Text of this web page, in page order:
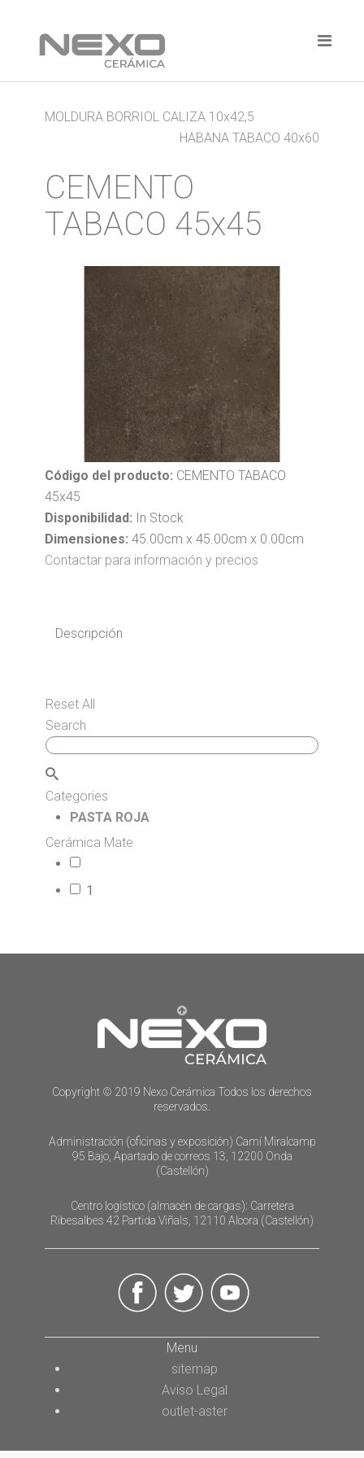
MOLDURA BORRIOL CALIZA 10x42,5
HABANA TABACO 40x60
CEMENTO
TABACO 45x45
Código del producto: CEMENTO TABACO
45x45
Disponibilidad: In Stock
Dimensiones: 45.00cm x 45.00cm x 0.00cm
Contactar para información y precios
Descripción
Reset All
Search
Categories
PASTA ROJA
Cerámica Mate
1
Copyright © 2019 Nexo Cerámica Todos los derechos
reservados.
Administración (oficinas y exposición) Camí Miralcamp
95 Bajo, Apartado de correos 13, 12200 Onda
(Castellón)
Centro logístico (almacén de cargas): Carretera
Ribesalbes 42 Partida Viñals, 12110 Alcora (Castellón)
Menu
sitemap
Aviso Legal
outlet-aster